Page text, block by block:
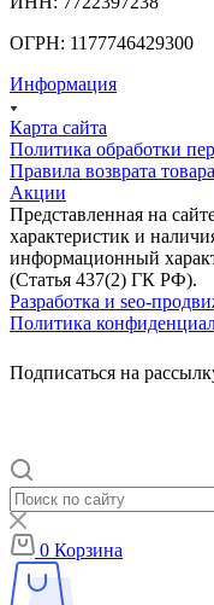
ОГРН: 1177746429300
Информация
Карта сайта
Политика обработки
Правила возврата товара
Акции
Представленная на
характеристик и
информационный
(Статья 437(2) ГК РФ).
Разработка и seo-
Политика
Подписаться на
0 Корзина